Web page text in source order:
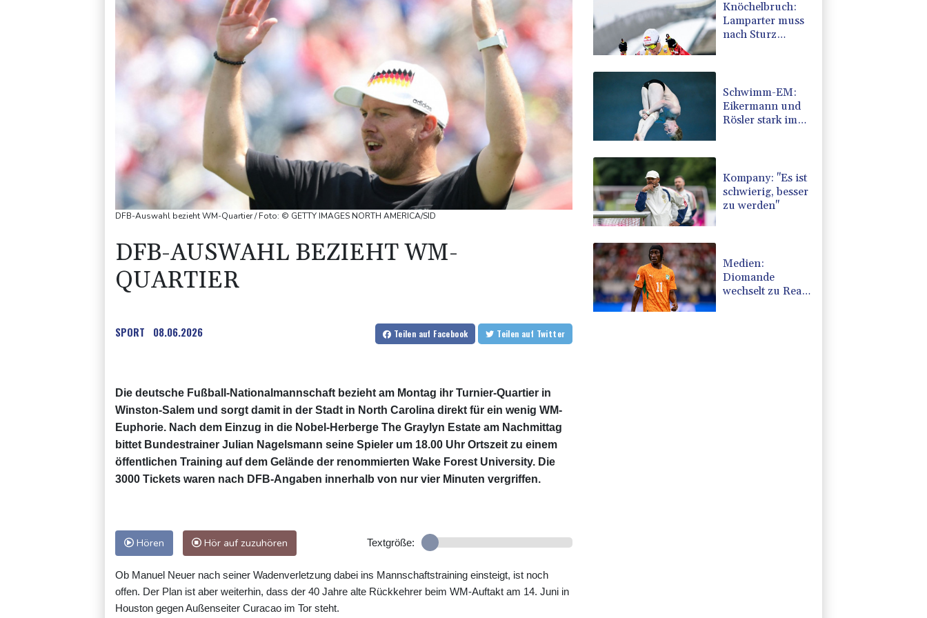
DFB-Auswahl bezieht WM-Quartier / Foto: © GETTY IMAGES NORTH AMERICA/SID
DFB-AUSWAHL BEZIEHT WM-
QUARTIER
SPORT 08.06.2026 Teilen auf Facebook Teilen auf Twitter
Die deutsche Fußball-Nationalmannschaft bezieht am Montag ihr Turnier-Quartier in
Winston-Salem und sorgt damit in der Stadt in North Carolina direkt für ein wenig WM-
Euphorie. Nach dem Einzug in die Nobel-Herberge The Graylyn Estate am Nachmittag
bittet Bundestrainer Julian Nagelsmann seine Spieler um 18.00 Uhr Ortszeit zu einem
öffentlichen Training auf dem Gelände der renommierten Wake Forest University. Die
3000 Tickets waren nach DFB-Angaben innerhalb von nur vier Minuten vergriffen.
Hören Hör auf zuzuhören Textgröße:
Ob Manuel Neuer nach seiner Wadenverletzung dabei ins Mannschaftstraining einsteigt, ist noch
offen. Der Plan ist aber weiterhin, dass der 40 Jahre alte Rückkehrer beim WM-Auftakt am 14. Juni in
Houston gegen Außenseiter Curacao im Tor steht.
Knöchelbruch:
Lamparter muss
nach Sturz
Schwimm-EM:
Eikermann und
Rösler stark im
Kompany: "Es ist
schwierig, besser
zu werden"
Medien:
Diomande
wechselt zu Real